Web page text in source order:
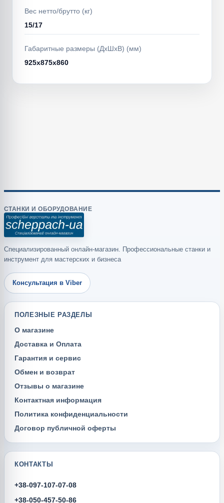
Вес нетто/брутто (кг)
15/17
Габаритные размеры (ДхШхВ) (мм)
925х875х860
СТАНКИ И ОБОРУДОВАНИЕ
Специализированный онлайн-магазин. Профессиональные станки и
инструмент для мастерских и бизнеса
Консультация в Viber
ПОЛЕЗНЫЕ РАЗДЕЛЫ
О магазине
Доставка и Оплата
Гарантия и сервис
Обмен и возврат
Отзывы о магазине
Контактная информация
Политика конфиденциальности
Договор публичной оферты
КОНТАКТЫ
+38-097-107-07-08
+38-050-457-50-86